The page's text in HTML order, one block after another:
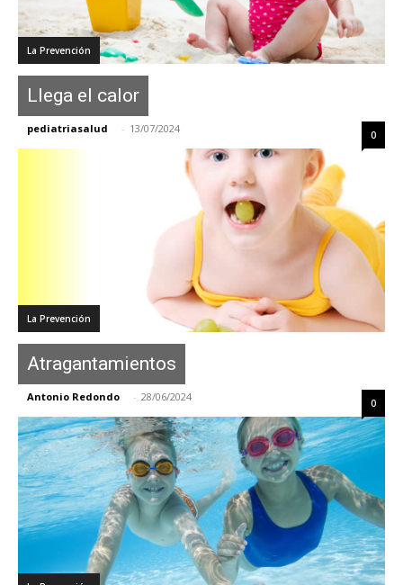
La Prevención
Llega el calor
pediatriasalud - 13/07/2024 0
La Prevención
Atragantamientos
Antonio Redondo - 28/06/2024 0